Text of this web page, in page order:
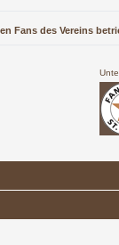
Fans des Vereins